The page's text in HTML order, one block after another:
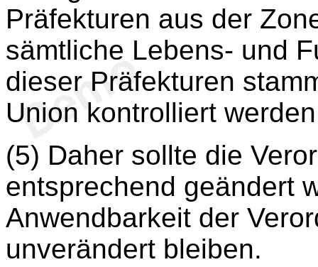
Präfekturen aus der
sämtliche Lebens- und
dieser Präfekturen
Union kontrolliert
(5) Daher sollte die
entsprechend geändert
Anwendbarkeit der
unverändert bleiben.